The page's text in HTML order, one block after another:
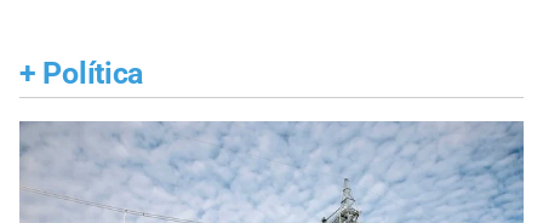
+ Política